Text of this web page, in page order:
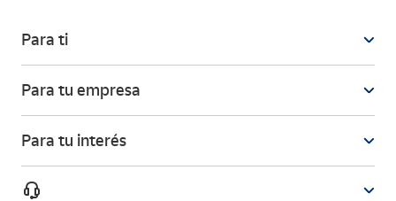
Para ti
Para tu empresa
Para tu interés